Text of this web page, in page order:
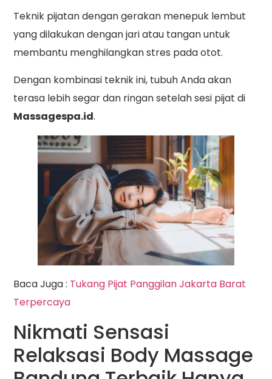
Teknik pijatan dengan gerakan menepuk lembut
yang dilakukan dengan jari atau tangan untuk
membantu menghilangkan stres pada otot.
Dengan kombinasi teknik ini, tubuh Anda akan
terasa lebih segar dan ringan setelah sesi pijat di
Massagespa.id.
Baca Juga : Tukang Pijat Panggilan Jakarta Barat
Terpercaya
Nikmati Sensasi
Relaksasi Body Massage